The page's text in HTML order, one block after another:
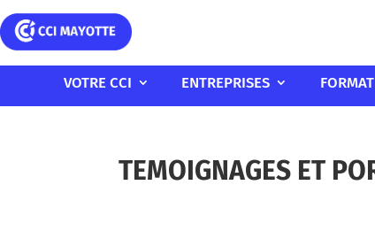
VOTRE CCI ENTREPRISES
TEMOIGNAGES ET